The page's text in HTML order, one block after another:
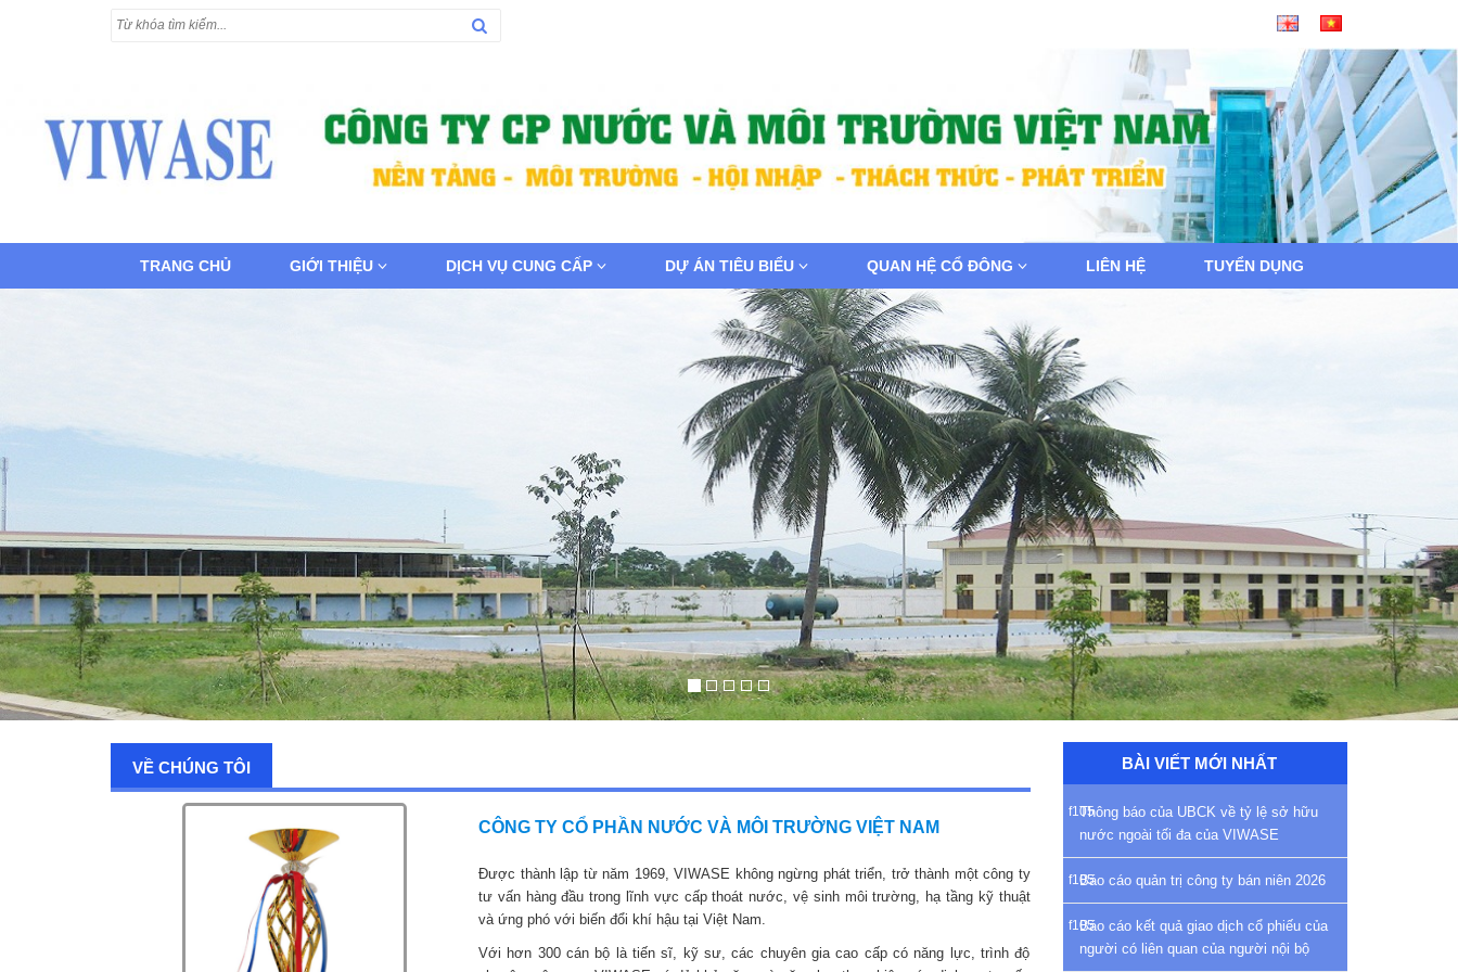
TRANG CHỦ GIỚI THIỆU DỊCH VỤ CUNG CẤP DỰ ÁN TIÊU BIỂU QUAN HỆ CỔ ĐÔNG LIÊN HỆ TUYỂN DỤNG
VỀ CHÚNG TÔI
CÔNG TY CỔ PHẦN NƯỚC VÀ MÔI TRƯỜNG VIỆT NAM
Được thành lập từ năm 1969, VIWASE không ngừng phát triển, trở thành một công ty
tư vấn hàng đầu trong lĩnh vực cấp thoát nước, vệ sinh môi trường, hạ tầng kỹ thuật
và ứng phó với biến đổi khí hậu tại Việt Nam.
Với hơn 300 cán bộ là tiến sĩ, kỹ sư, các chuyên gia cao cấp có năng lực, trình độ
BÀI VIẾT MỚI NHẤT
Thông báo của UBCK về tỷ lệ sở hữu
nước ngoài tối đa của VIWASE
Báo cáo quản trị công ty bán niên 2026
Báo cáo kết quả giao dịch cổ phiếu của
người có liên quan của người nội bộ